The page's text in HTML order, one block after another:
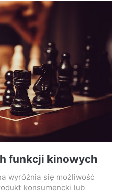
funkcji kinowych
wyróżnia się możliwość
konsumencki lub